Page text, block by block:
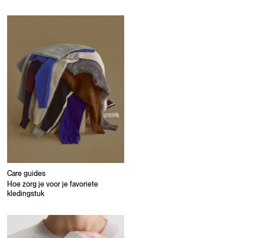
Care guides
Hoe zorg je voor je favoriete
kledingstuk